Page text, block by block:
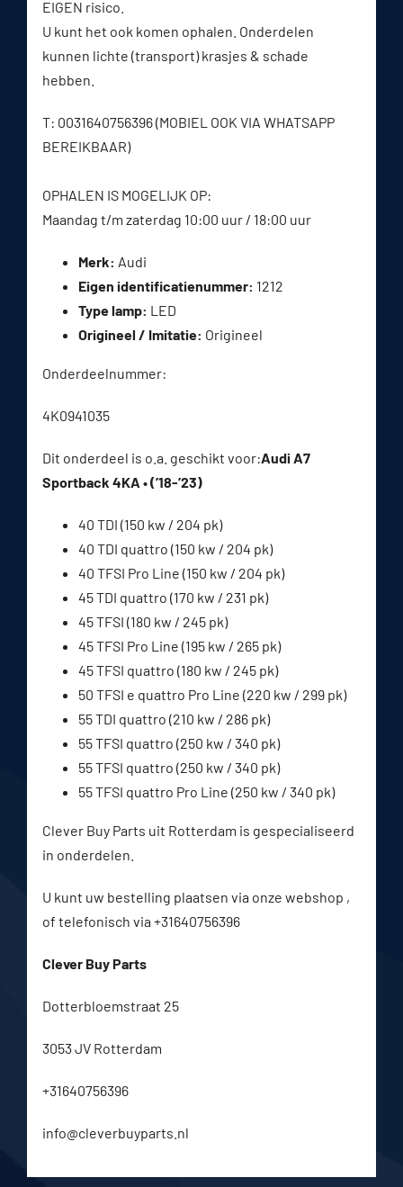
EIGEN risico.
U kunt het ook komen ophalen. Onderdelen
kunnen lichte (transport) krasjes & schade
hebben.
T: 0031640756396 (MOBIEL OOK VIA WHATSAPP
BEREIKBAAR)
OPHALEN IS MOGELIJK OP:
Maandag t/m zaterdag 10:00 uur / 18:00 uur
Merk: Audi
Eigen identificatienummer: 1212
Type lamp: LED
Origineel / Imitatie: Origineel
Onderdeelnummer:
4K0941035
Dit onderdeel is o.a. geschikt voor:Audi A7
Sportback 4KA • (’18-’23)
40 TDI (150 kw / 204 pk)
40 TDI quattro (150 kw / 204 pk)
40 TFSI Pro Line (150 kw / 204 pk)
45 TDI quattro (170 kw / 231 pk)
45 TFSI (180 kw / 245 pk)
45 TFSI Pro Line (195 kw / 265 pk)
45 TFSI quattro (180 kw / 245 pk)
50 TFSI e quattro Pro Line (220 kw / 299 pk)
55 TDI quattro (210 kw / 286 pk)
55 TFSI quattro (250 kw / 340 pk)
55 TFSI quattro (250 kw / 340 pk)
55 TFSI quattro Pro Line (250 kw / 340 pk)
Clever Buy Parts uit Rotterdam is gespecialiseerd
in onderdelen.
U kunt uw bestelling plaatsen via onze webshop ,
of telefonisch via +31640756396
Clever Buy Parts
Dotterbloemstraat 25
3053 JV Rotterdam
+31640756396
info@cleverbuyparts.nl